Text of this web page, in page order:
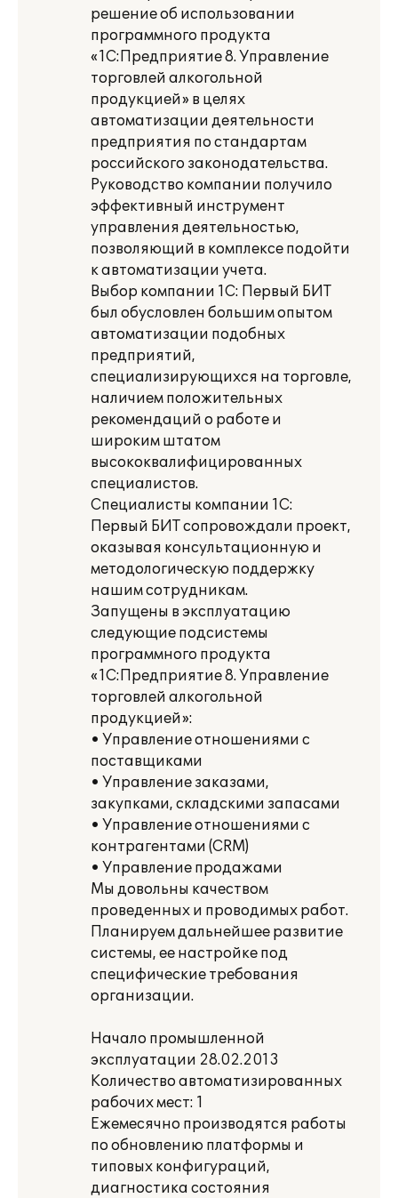
решение об использовании
программного продукта
«1С:Предприятие 8. Управление
торговлей алкогольной
продукцией» в целях
автоматизации деятельности
предприятия по стандартам
российского законодательства.
Руководство компании получило
эффективный инструмент
управления деятельностью,
позволяющий в комплексе подойти
к автоматизации учета.
Выбор компании 1С: Первый БИТ
был обусловлен большим опытом
автоматизации подобных
предприятий,
специализирующихся на торговле,
наличием положительных
рекомендаций о работе и
широким штатом
высококвалифицированных
специалистов.
Специалисты компании 1С:
Первый БИТ сопровождали проект,
оказывая консультационную и
методологическую поддержку
нашим сотрудникам.
Запущены в эксплуатацию
следующие подсистемы
программного продукта
«1С:Предприятие 8. Управление
торговлей алкогольной
продукцией»:
• Управление отношениями с
поставщиками
• Управление заказами,
закупками, складскими запасами
• Управление отношениями с
контрагентами (CRM)
• Управление продажами
Мы довольны качеством
проведенных и проводимых работ.
Планируем дальнейшее развитие
системы, ее настройке под
специфические требования
организации.
Начало промышленной
эксплуатации 28.02.2013
Количество автоматизированных
рабочих мест: 1
Ежемесячно производятся работы
по обновлению платформы и
типовых конфигураций,
диагностика состояния